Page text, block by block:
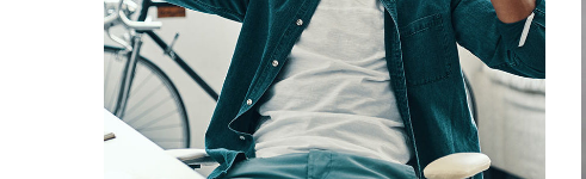
App for Virtual Reality
DESIGN / IDEAS